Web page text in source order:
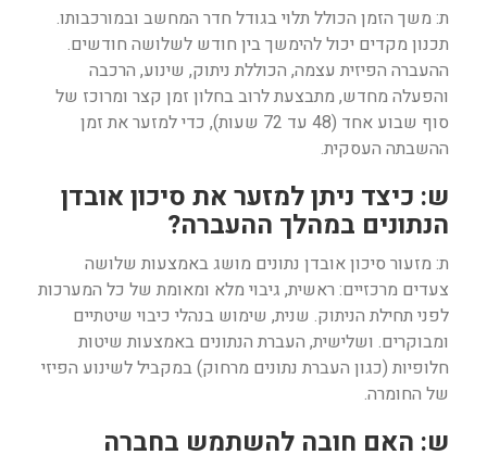
ת: משך הזמן הכולל תלוי בגודל חדר המחשב ובמורכבותו.
תכנון מקדים יכול להימשך בין חודש לשלושה חודשים.
ההעברה הפיזית עצמה, הכוללת ניתוק, שינוע, הרכבה
והפעלה מחדש, מתבצעת לרוב בחלון זמן קצר ומרוכז של
סוף שבוע אחד (48 עד 72 שעות), כדי למזער את זמן
ההשבתה העסקית.
ש: כיצד ניתן למזער את סיכון אובדן
הנתונים במהלך ההעברה?
ת: מזעור סיכון אובדן נתונים מושג באמצעות שלושה
צעדים מרכזיים: ראשית, גיבוי מלא ומאומת של כל המערכות
לפני תחילת הניתוק. שנית, שימוש בנהלי כיבוי שיטתיים
ומבוקרים. ושלישית, העברת הנתונים באמצעות שיטות
חלופיות (כגון העברת נתונים מרחוק) במקביל לשינוע הפיזי
של החומרה.
ש: האם חובה להשתמש בחברה